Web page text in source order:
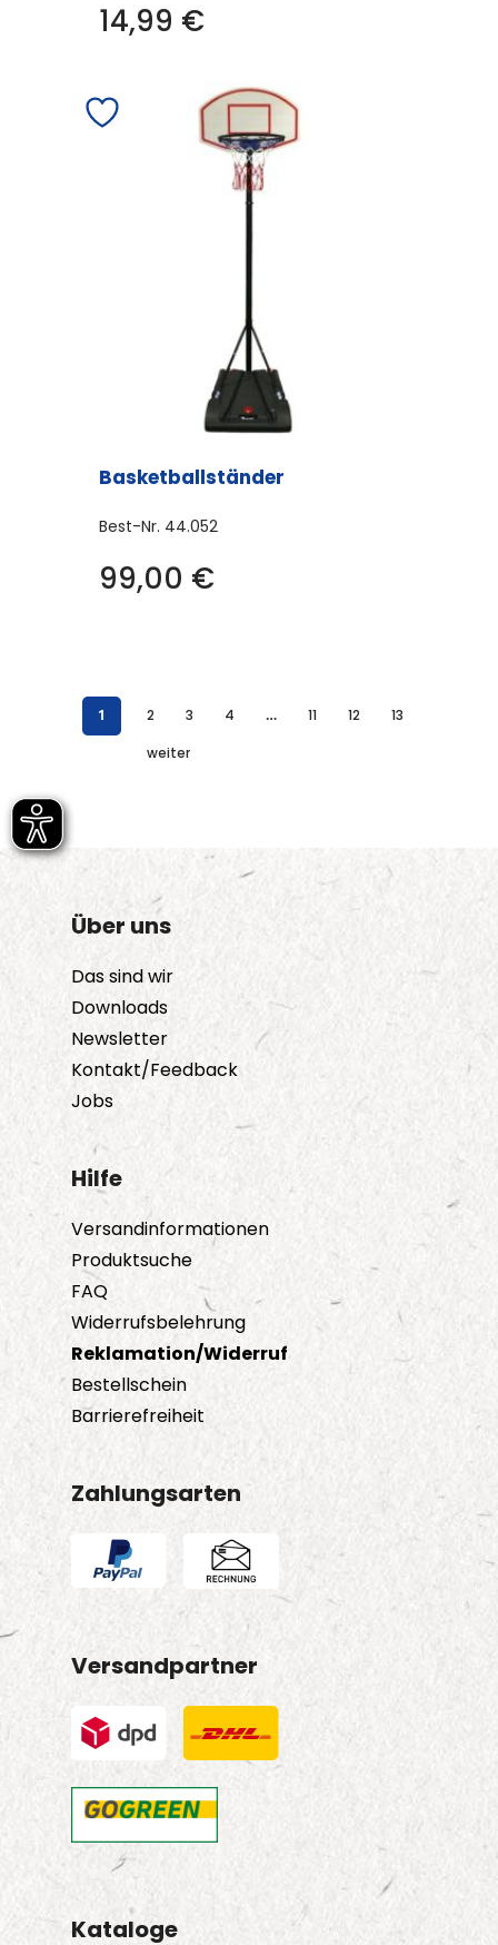
14,99 €
Basketballständer
Best-Nr. 44.052
99,00 €
1 2 3 4 … 11 12
13
weiter
Über uns
Das sind wir
Downloads
Newsletter
Kontakt/Feedback
Jobs
Hilfe
Versandinformationen
Produktsuche
FAQ
Widerrufsbelehrung
Reklamation/Widerruf
Bestellschein
Barrierefreiheit
Zahlungsarten
Versandpartner
Kataloge